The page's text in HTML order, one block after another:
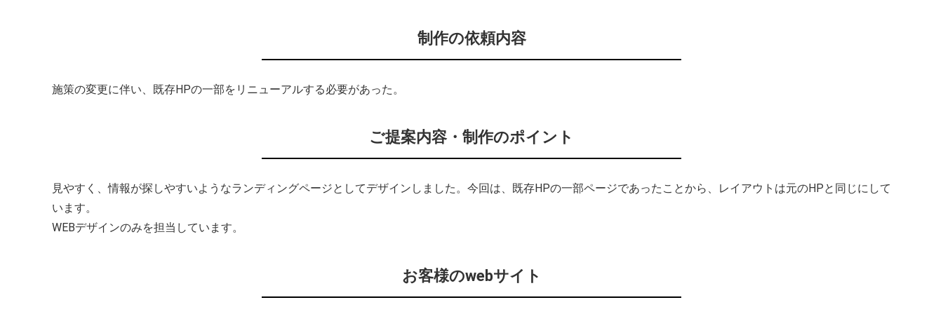
制作の依頼内容
施策の変更に伴い、既存HPの一部をリニューアルする必要があった。
ご提案内容・制作のポイント
見やすく、情報が探しやすいようなランディングページとしてデザインしました。今回は、既存HPの一部ページであったことから、レイアウトは元のHPと同じにして
います。
WEBデザインのみを担当しています。
お客様のwebサイト